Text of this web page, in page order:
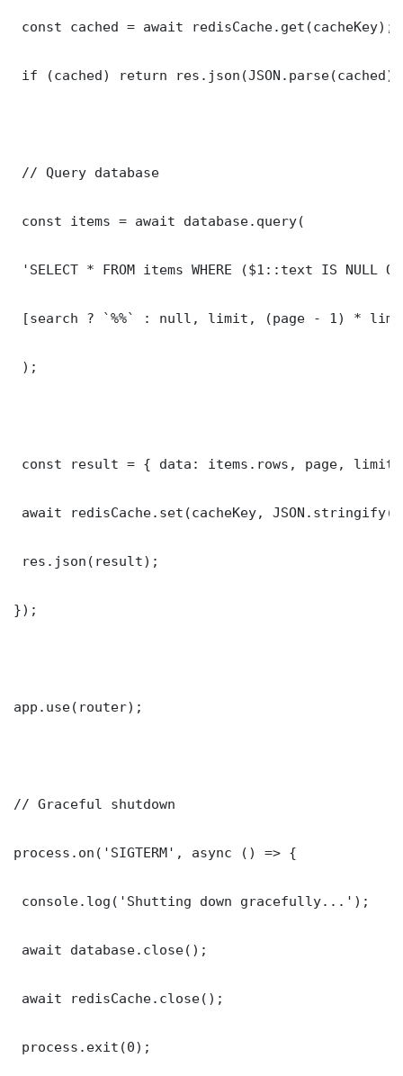
const cached = await redisCache.get(cacheKey);
if (cached) return
// Query database
const items = await database.query(
'SELECT * FROM items WHERE ($1::text IS NULL
[search ? `%%` : null, limit, (page - 1) *
);
const result = { data: items.rows, page,
await redisCache.set(cacheKey,
res.json(result);
});
app.use(router);
// Graceful shutdown
process.on('SIGTERM', async () => {
console.log('Shutting down gracefully...');
await database.close();
await redisCache.close();
process.exit(0);